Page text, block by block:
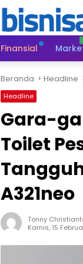
Finansial
Beranda Headline
Headline
Gara-
Toilet
A321neo
Tonny
Kamis, 15